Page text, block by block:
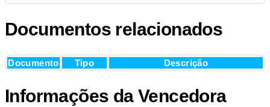
Documentos relacionados
Documento Tipo Descrição
Informações da Vencedora